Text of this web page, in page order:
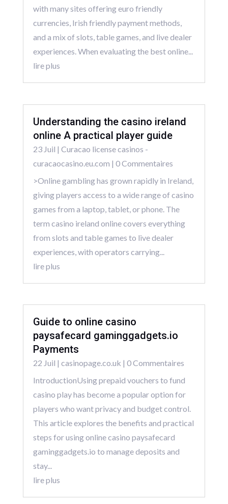
with many sites offering euro friendly
currencies, Irish friendly payment methods,
and a mix of slots, table games, and live dealer
experiences. When evaluating the best online...
lire plus
Understanding the casino ireland
online A practical player guide
23 Juil | Curacao license casinos -
curacaocasino.eu.com | 0 Commentaires
>Online gambling has grown rapidly in Ireland,
giving players access to a wide range of casino
games from a laptop, tablet, or phone. The
term casino ireland online covers everything
from slots and table games to live dealer
experiences, with operators carrying...
lire plus
Guide to online casino
paysafecard gaminggadgets.io
Payments
22 Juil | casinopage.co.uk | 0 Commentaires
IntroductionUsing prepaid vouchers to fund
casino play has become a popular option for
players who want privacy and budget control.
This article explores the benefits and practical
steps for using online casino paysafecard
gaminggadgets.io to manage deposits and
stay...
lire plus